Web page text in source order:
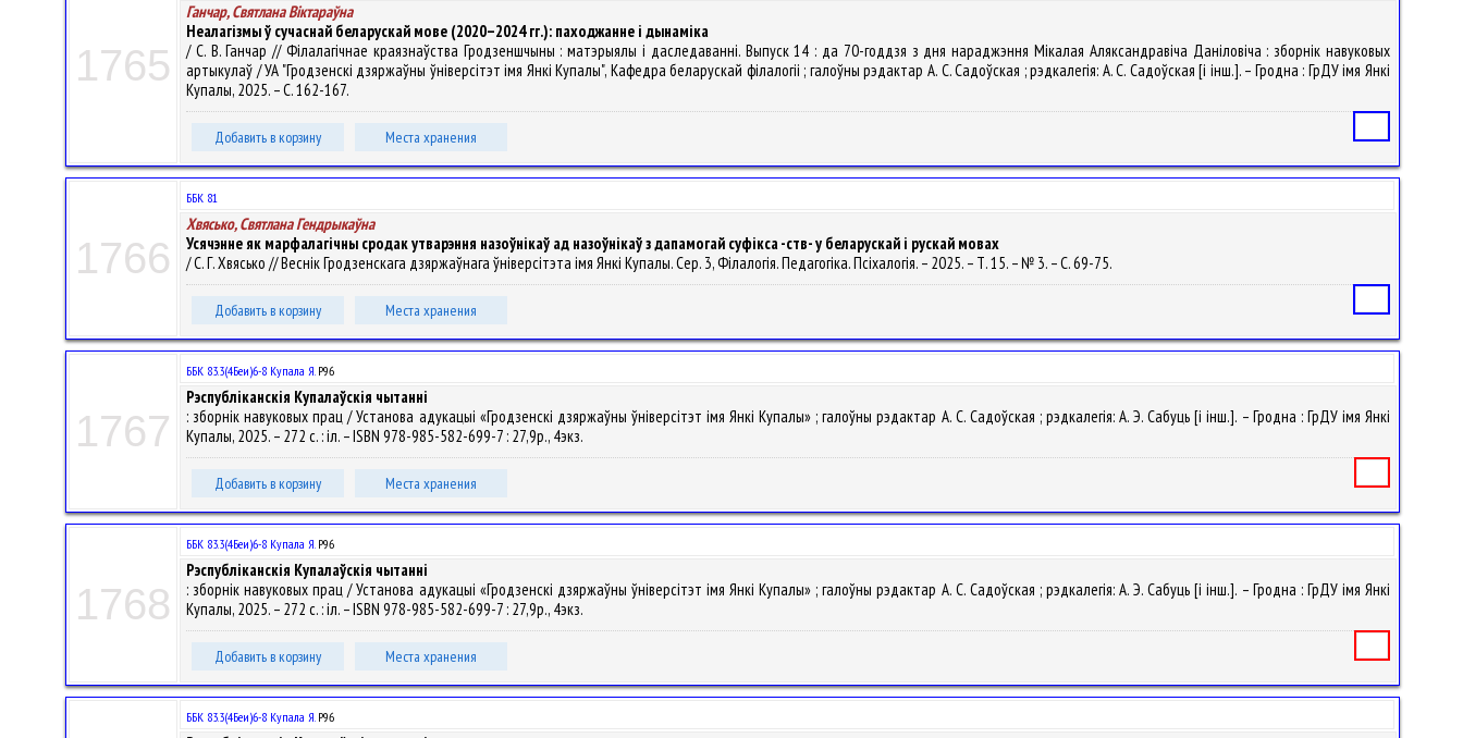
1765
Ганчар, Святлана Віктараўна
Неалагізмы ў сучаснай беларускай мове (2020–2024 гг.): паходжанне і дынаміка
/ С. В. Ганчар // Філалагічнае краязнаўства Гродзеншчыны : матэрыялы і даследаванні. Выпуск 14 : да 70-годдзя з дня нараджэння Мікалая Аляксандравіча Даніловіча : зборнік навуковых
артыкулаў / УА "Гродзенскі дзяржаўны ўніверсітэт імя Янкі Купалы", Кафедра беларускай філалогіі ; галоўны рэдактар А. С. Садоўская ; рэдкалегія: А. С. Садоўская [і інш.]. – Гродна : ГрДУ імя Янкі
Купалы, 2025. – С. 162-167.
Добавить в корзину Места хранения
1766
ББК 81
Хвясько, Святлана Гендрыкаўна
Усячэнне як марфалагічны сродак утварэння назоўнікаў ад назоўнікаў з дапамогай суфікса -ств- у беларускай і рускай мовах
/ С. Г. Хвясько // Веснік Гродзенскага дзяржаўнага ўніверсітэта імя Янкі Купалы. Сер. 3, Філалогія. Педагогіка. Псіхалогія. – 2025. – Т. 15. – № 3. – С. 69-75.
Добавить в корзину Места хранения
1767
ББК 83.3(4Беи)6-8 Купала Я.Р96
Рэспубліканскія Купалаўскія чытанні
: зборнік навуковых прац / Установа адукацыі «Гродзенскі дзяржаўны ўніверсітэт імя Янкі Купалы» ; галоўны рэдактар А. С. Садоўская ; рэдкалегія: А. Э. Сабуць [і інш.]. – Гродна : ГрДУ імя Янкі
Купалы, 2025. – 272 с. : іл. – ISBN 978-985-582-699-7 : 27,9р., 4экз.
Добавить в корзину Места хранения
1768
ББК 83.3(4Беи)6-8 Купала Я.Р96
Рэспубліканскія Купалаўскія чытанні
: зборнік навуковых прац / Установа адукацыі «Гродзенскі дзяржаўны ўніверсітэт імя Янкі Купалы» ; галоўны рэдактар А. С. Садоўская ; рэдкалегія: А. Э. Сабуць [і інш.]. – Гродна : ГрДУ імя Янкі
Купалы, 2025. – 272 с. : іл. – ISBN 978-985-582-699-7 : 27,9р., 4экз.
Добавить в корзину Места хранения
ББК 83.3(4Беи)6-8 Купала Я.Р96